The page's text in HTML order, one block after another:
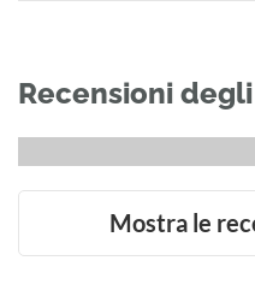
Recensioni
Mostra le